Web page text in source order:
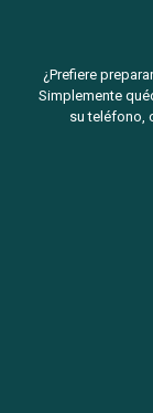
¿Prefiere
Simplemente
su teléfono,